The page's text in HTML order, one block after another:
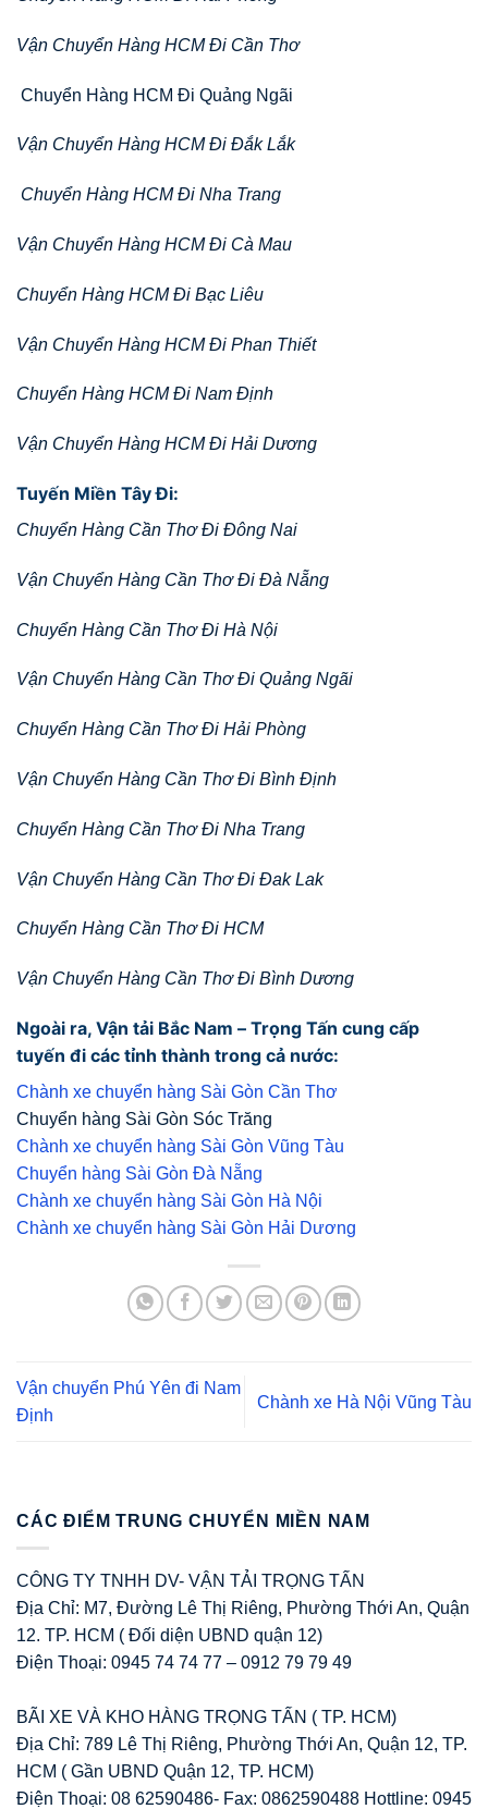
Vận Chuyển Hàng HCM Đi Cần Thơ
Chuyển Hàng HCM Đi Quảng Ngãi
Vận Chuyển Hàng HCM Đi Đắk Lắk
Chuyển Hàng HCM Đi Nha Trang
Vận Chuyển Hàng HCM Đi Cà Mau
Chuyển Hàng HCM Đi Bạc Liêu
Vận Chuyển Hàng HCM Đi Phan Thiết
Chuyển Hàng HCM Đi Nam Định
Vận Chuyển Hàng HCM Đi Hải Dương
Tuyến Miền Tây Đi:
Chuyển Hàng Cần Thơ Đi Đông Nai
Vận Chuyển Hàng Cần Thơ Đi Đà Nẵng
Chuyển Hàng Cần Thơ Đi Hà Nội
Vận Chuyển Hàng Cần Thơ Đi Quảng Ngãi
Chuyển Hàng Cần Thơ Đi Hải Phòng
Vận Chuyển Hàng Cần Thơ Đi Bình Định
Chuyển Hàng Cần Thơ Đi Nha Trang
Vận Chuyển Hàng Cần Thơ Đi Đak Lak
Chuyển Hàng Cần Thơ Đi HCM
Vận Chuyển Hàng Cần Thơ Đi Bình Dương
Ngoài ra, Vận tải Bắc Nam – Trọng Tấn cung cấp
tuyến đi các tỉnh thành trong cả nước:
Chành xe chuyển hàng Sài Gòn Cần Thơ
Chuyển hàng Sài Gòn Sóc Trăng
Chành xe chuyển hàng Sài Gòn Vũng Tàu
Chuyển hàng Sài Gòn Đà Nẵng
Chành xe chuyển hàng Sài Gòn Hà Nội
Chành xe chuyển hàng Sài Gòn Hải Dương
Vận chuyển Phú Yên đi Nam
Định
Chành xe Hà Nội Vũng Tàu
CÁC ĐIỂM TRUNG CHUYỂN MIỀN NAM
CÔNG TY TNHH DV- VẬN TẢI TRỌNG TẤN
Địa Chỉ: M7, Đường Lê Thị Riêng, Phường Thới An, Quận
12. TP. HCM ( Đối diện UBND quận 12)
Điện Thoại: 0945 74 74 77 – 0912 79 79 49
BÃI XE VÀ KHO HÀNG TRỌNG TẤN ( TP. HCM)
Địa Chỉ: 789 Lê Thị Riêng, Phường Thới An, Quận 12, TP.
HCM ( Gần UBND Quận 12, TP. HCM)
Điện Thoại: 08 62590486- Fax: 0862590488 Hottline: 0945